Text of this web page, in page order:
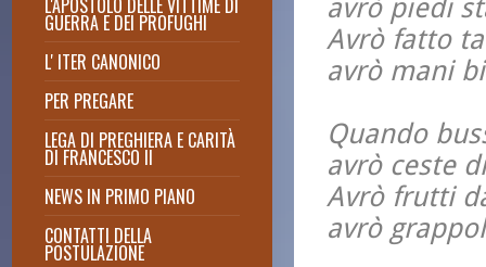
L'APOSTOLO DELLE VITTIME DI
GUERRA E DEI PROFUGHI
L' ITER CANONICO
PER PREGARE
Lectio Divina anno 2022
Lectio Divina di Don Massimo
2015: Giubileo della Misericordia
LEGA DI PREGHIERA E CARITÀ
DI FRANCESCO II
NEWS IN PRIMO PIANO
CONTATTI DELLA
POSTULAZIONE
avrò piedi
Avrò fatto
avrò mani
Quando
avrò ceste
Avrò frutti
avrò